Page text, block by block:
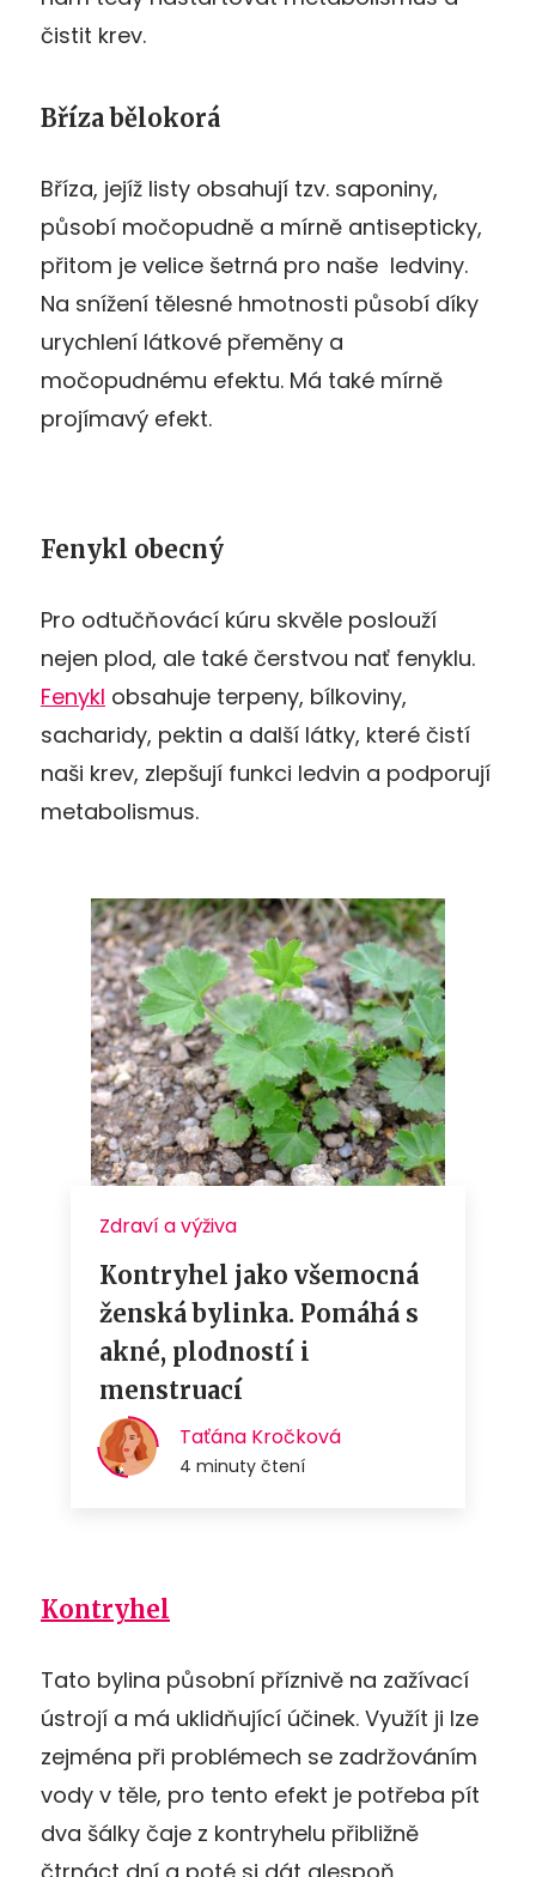
čistit krev.
Bříza bělokorá
Bříza, jejíž listy obsahují tzv. saponiny,
působí močopudně a mírně antisepticky,
přitom je velice šetrná pro naše ledviny.
Na snížení tělesné hmotnosti působí díky
urychlení látkové přeměny a
močopudnému efektu. Má také mírně
projímavý efekt.
Fenykl obecný
Pro odtučňovácí kúru skvěle poslouží
nejen plod, ale také čerstvou nať fenyklu.
Fenykl obsahuje terpeny, bílkoviny,
sacharidy, pektin a další látky, které čistí
naši krev, zlepšují funkci ledvin a podporují
metabolismus.
Kontryhel
Tato bylina působní příznivě na zažívací
ústrojí a má uklidňující účinek. Využít ji lze
zejména při problémech se zadržováním
vody v těle, pro tento efekt je potřeba pít
dva šálky čaje z kontryhelu přibližně